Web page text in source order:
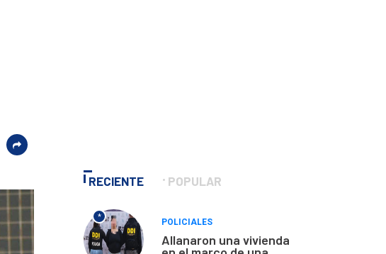
RECIENTE POPULAR
*
POLICIALES
Allanaron una vivienda